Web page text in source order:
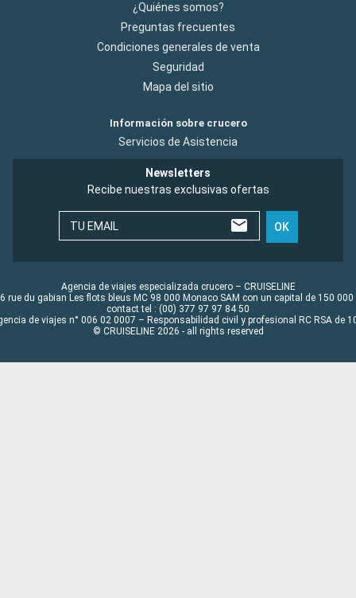
¿Quiénes somos?
Preguntas frecuentes
Condiciones generales de venta
Seguridad
Mapa del sitio
Información sobre crucero
Servicios de Asistencia
Newsletters
Recibe nuestras exclusivas ofertas
TU EMAIL OK
Agencia de viajes especializada crucero – CRUISELINE
rue du gabian Les flots bleus MC 98 000 Monaco SAM con un capital de 150 000
contact tel : (00) 377 97 97 84 50
de viajes n° 006 02 0007 – Responsabilidad civil y profesional RC RSA de
© CRUISELINE 2026 - all rights reserved